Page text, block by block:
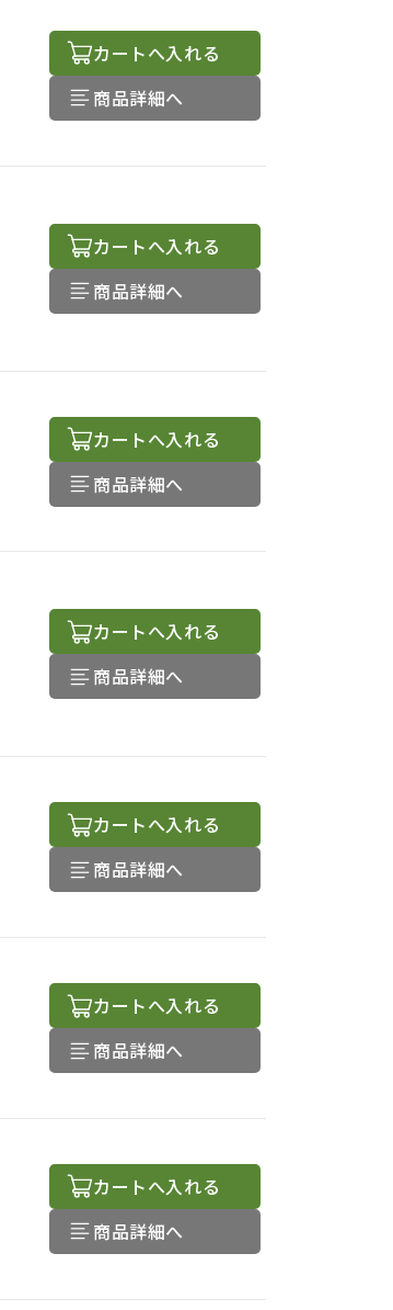
カートへ入れる
商品詳細へ
カートへ入れる
商品詳細へ
カートへ入れる
商品詳細へ
カートへ入れる
商品詳細へ
カートへ入れる
商品詳細へ
カートへ入れる
商品詳細へ
カートへ入れる
商品詳細へ